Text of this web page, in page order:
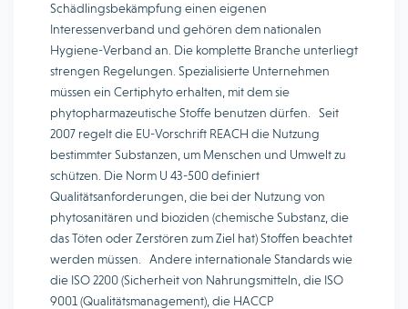
Schädlingsbekämpfung einen eigenen
Interessenverband und gehören dem nationalen
Hygiene-Verband an. Die komplette Branche unterliegt
strengen Regelungen. Spezialisierte Unternehmen
müssen ein Certiphyto erhalten, mit dem sie
phytopharmazeutische Stoffe benutzen dürfen. Seit
2007 regelt die EU-Vorschrift REACH die Nutzung
bestimmter Substanzen, um Menschen und Umwelt zu
schützen. Die Norm U 43-500 definiert
Qualitätsanforderungen, die bei der Nutzung von
phytosanitären und bioziden (chemische Substanz, die
das Töten oder Zerstören zum Ziel hat) Stoffen beachtet
werden müssen. Andere internationale Standards wie
die ISO 2200 (Sicherheit von Nahrungsmitteln, die ISO
9001 (Qualitätsmanagement), die HACCP